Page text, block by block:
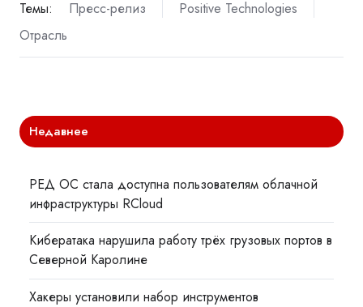
Темы: Пресс-релиз
Positive Technologies
Отрасль
Недавнее
РЕД ОС стала доступна пользователям облачной
инфраструктуры RCloud
Кибератака нарушила работу трёх грузовых портов в
Северной Каролине
Хакеры установили набор инструментов